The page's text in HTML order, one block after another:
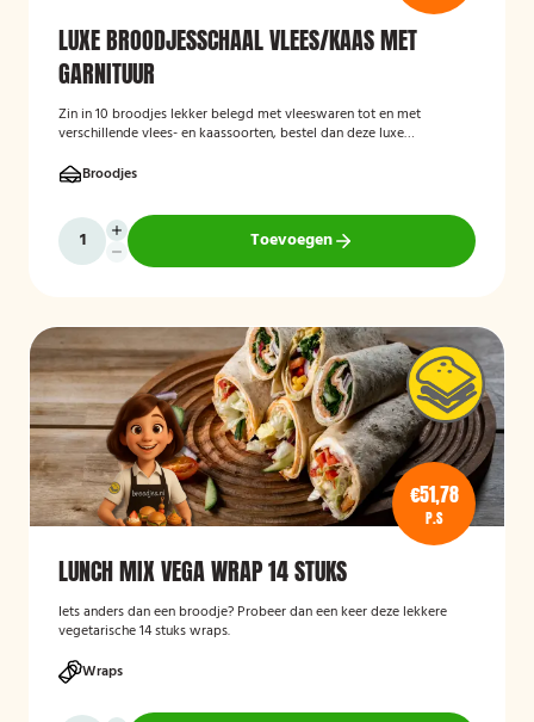
LUXE BROODJESSCHAAL VLEES/KAAS MET
GARNITUUR
Zin in 10 broodjes lekker belegd met vleeswaren tot en met
verschillende vlees- en kaassoorten, bestel dan deze luxe
Broodjes
Toevoegen
€51,78
P.S
LUNCH MIX VEGA WRAP 14 STUKS
Iets anders dan een broodje? Probeer dan een keer deze lekkere
vegetarische 14 stuks wraps.
Wraps